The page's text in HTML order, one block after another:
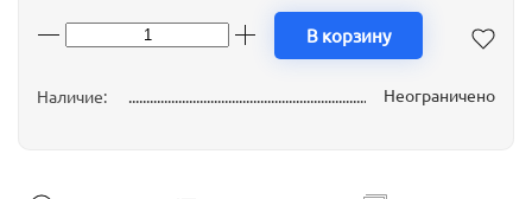
В корзину
Наличие: Неограничено